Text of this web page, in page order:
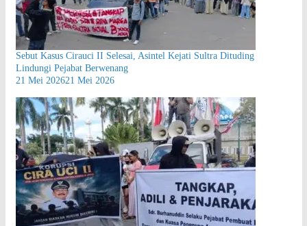
Sebut Kasus Cirauci II Selesai, Asintel Kejati Sultra Dituding
Lindungi Pejabat Berwenang
21 Mei 202621 Mei 2026